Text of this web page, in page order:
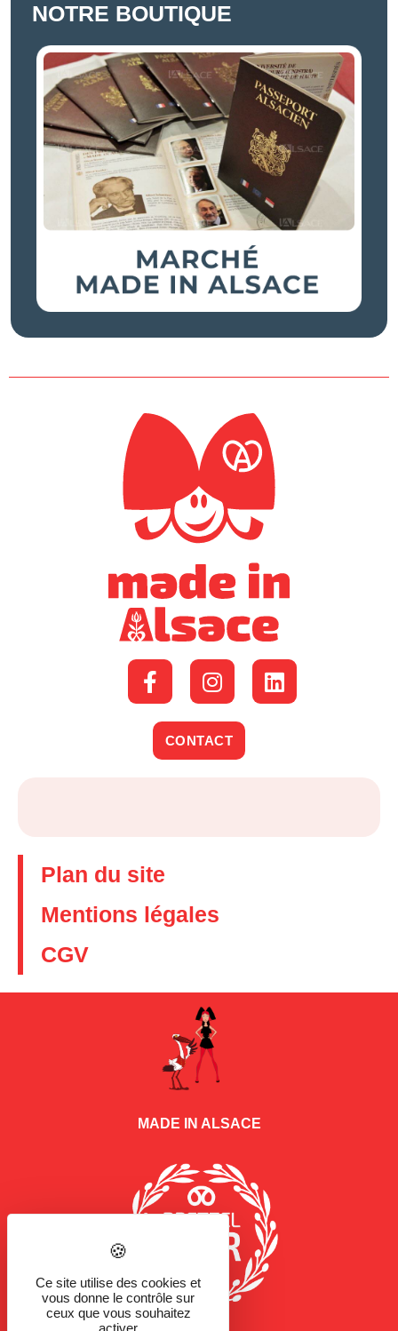
NOTRE BOUTIQUE
CONTACT
Plan du site
Mentions légales
CGV
MADE IN ALSACE
Ce site utilise des cookies et
vous donne le contrôle sur
ceux que vous souhaitez
activer